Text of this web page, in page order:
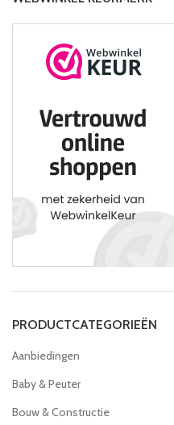
PRODUCTCATEGORIEËN
Aanbiedingen
Baby & Peuter
Bouw & Constructie